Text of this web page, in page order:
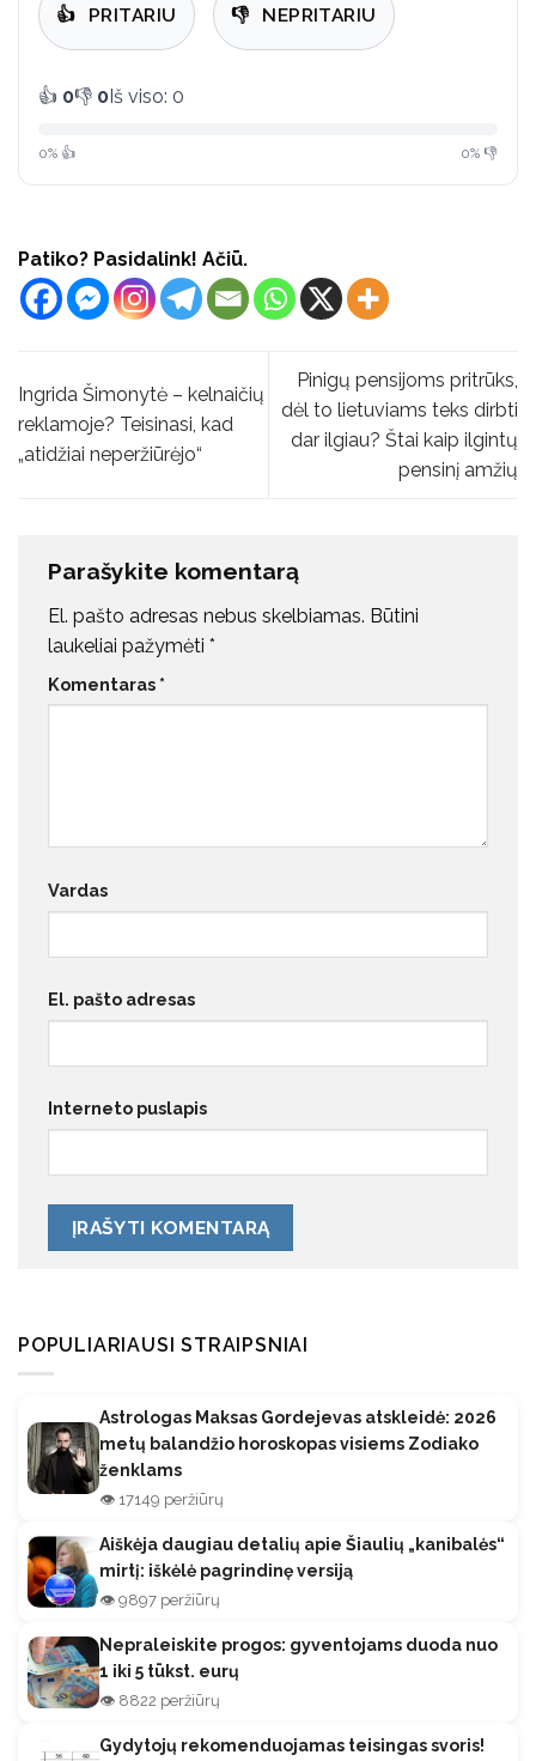
👍 PRITARIU 👎 NEPRITARIU
👍 0👎 0Iš viso: 0
0% 👍 0% 👎
Patiko? Pasidalink! Ačiū.
Ingrida Šimonytė – kelnaičių
reklamoje? Teisinasi, kad
„atidžiai neperžiūrėjo“
Pinigų pensijoms pritrūks,
dėl to lietuviams teks dirbti
dar ilgiau? Štai kaip ilgintų
pensinį amžių
Parašykite komentarą
El. pašto adresas nebus skelbiamas. Būtini
laukeliai pažymėti *
Komentaras *
Vardas
El. pašto adresas
Interneto puslapis
POPULIARIAUSI STRAIPSNIAI
Astrologas Maksas Gordejevas atskleidė: 2026
metų balandžio horoskopas visiems Zodiako
ženklams
👁️ 17149 peržiūrų
Aiškėja daugiau detalių apie Šiaulių „kanibalės“
mirtį: iškėlė pagrindinę versiją
👁️ 9897 peržiūrų
Nepraleiskite progos: gyventojams duoda nuo
1 iki 5 tūkst. eurų
👁️ 8822 peržiūrų
Gydytojų rekomenduojamas teisingas svoris!